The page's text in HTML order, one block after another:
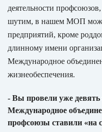
деятельности
шутим, в нашем МОП
предприятий, кроме
длинному имени
Международное
жизнеобеспечения.
- Вы провели уже девять
Международное
профсоюзы ставили «на